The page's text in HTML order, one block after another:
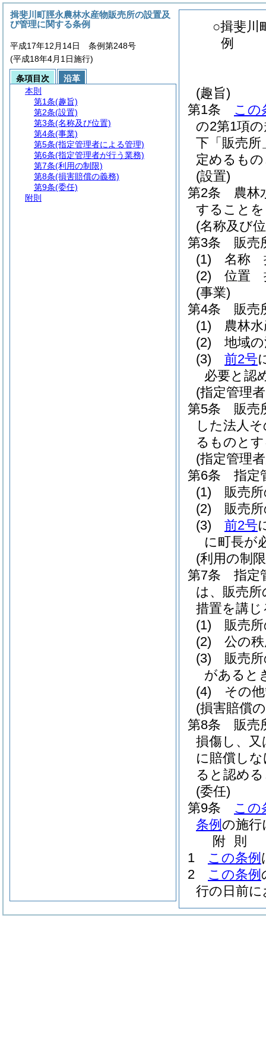
○揖斐川
例
(趣旨)
第1条
この
の2第1項
下「販売
定めるも
(設置)
第2条
農林
すること
(名称及び
第3条
販売
(1)
名称
(2)
位置
(事業)
第4条
販売
(1)
農林
(2)
地域
(3)
前2号
必要と認
(指定管理
第5条
販売
した法人
るものと
(指定管理
第6条
指定
(1)
販売
(2)
販売
(3)
前2号
に町長が
(利用の制
第7条
指定
は、販売
措置を講
(1)
販売
(2)
公の
(3)
販売
があると
(4)
その
(損害賠償
第8条
販売
損傷し、
に賠償し
ると認め
(委任)
第9条
この
条例 の施行
附 則
1
この条例
2
この条例
行の日前
揖斐川町脛永農林水産物販売所の設置及
び管理に関する条例
平成17年12月14日 条例第248号
(平成18年4月1日施行)
条項目次
沿革
本則
第1条(趣旨)
第2条(設置)
第3条(名称及び位置)
第4条(事業)
第5条(指定管理者による管理)
第6条(指定管理者が行う業務)
第7条(利用の制限)
第8条(損害賠償の義務)
第9条(委任)
附則